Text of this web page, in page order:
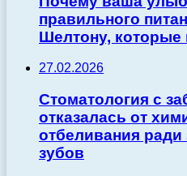
правильного
Шелтону, которые
27.02.2026
Стоматология с
отказалась от
отбеливания ради
зубов